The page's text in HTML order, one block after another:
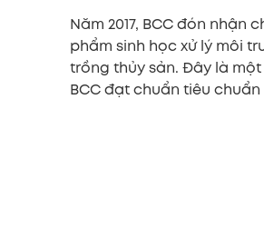
Năm 2017, BCC đón nhận
phẩm sinh học xử lý môi
trồng thủy sản. Đây là
BCC đạt chuẩn tiêu